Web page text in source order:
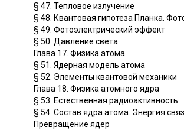
§ 47. Тепловое излучение
§ 48. Квантовая гипотеза Планка.
§ 49. Фотоэлектрический эффект
§ 50. Давление света
Глава 17. Физика атома
§ 51. Ядерная модель атома
§ 52. Элементы квантовой механики
Глава 18. Физика атомного ядра
§ 53. Естественная радиоактивность
§ 54. Состав ядра атома. Энергия
Превращение ядер